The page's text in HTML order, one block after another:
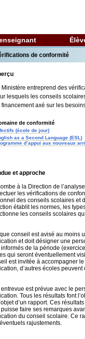
de conformité
Ministère entreprend des
lesquels les conseils
financement axé sur les
de conformité
(école de jour)
as a Second Language (ESL)
d’appui aux nouveaux
et approche
à la Direction de
les vérifications de
des conseils scolaires et
établit les normes, les
les conseils scolaires
conseil est avisé au moins
et doit désigner une
informés de la période
qui seront éventuellement
est invitée à accompagner
d’autres écoles
entrevue est prévue avec le
Tous les résultats font
d’un rapport. Ces
puisse faire ses remarques
du conseil scolaire. Ce
rajustements.